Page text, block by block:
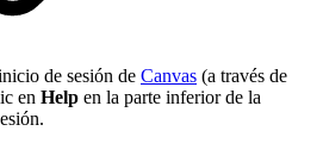
de sesión de Canvas (a través de
en Help en la parte inferior de la